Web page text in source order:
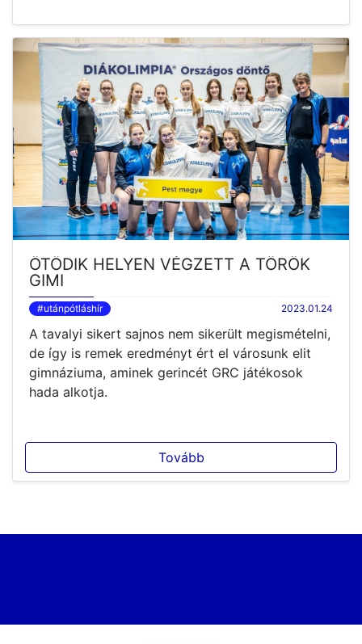
ÖTÖDIK HELYEN VÉGZETT A TÖRÖK
GIMI
#utánpótláshír 2023.01.24
A tavalyi sikert sajnos nem sikerült megismételni,
de így is remek eredményt ért el városunk elit
gimnáziuma, aminek gerincét GRC játékosok
hada alkotja.
Tovább